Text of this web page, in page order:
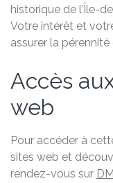
historique de l’Île-
Votre intérêt et
assurer la
Accès
web
Pour accéder à
sites web et
rendez-vous sur